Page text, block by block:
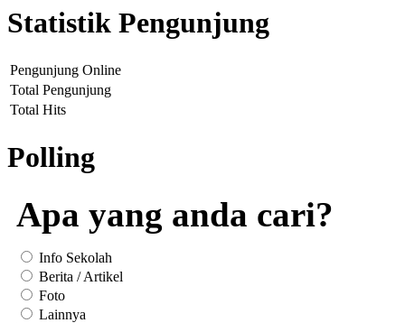
Statistik Pengunjung
Pengunjung Online
Total Pengunjung
Total Hits
Polling
Apa yang anda cari?
Info Sekolah
Berita / Artikel
Foto
Lainnya